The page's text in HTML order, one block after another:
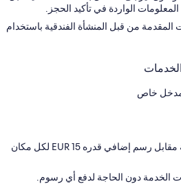
الواردة في تأكيد الحجز.
المقدمة من قبل المنشأة الفندقية باستخدام
مدخل خاص
يُسمَح بالحيوانات الأليفة مقابل رسم إضافي قدره EUR 15 لكل مكان
الخدمة دون الحاجة لدفع أي رسوم.